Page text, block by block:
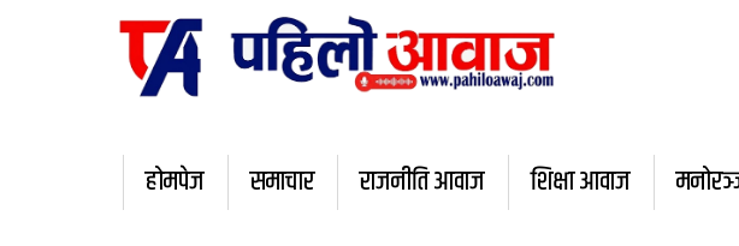
होमपेज समाचार राजनीति आवाज शिक्षा आवाज